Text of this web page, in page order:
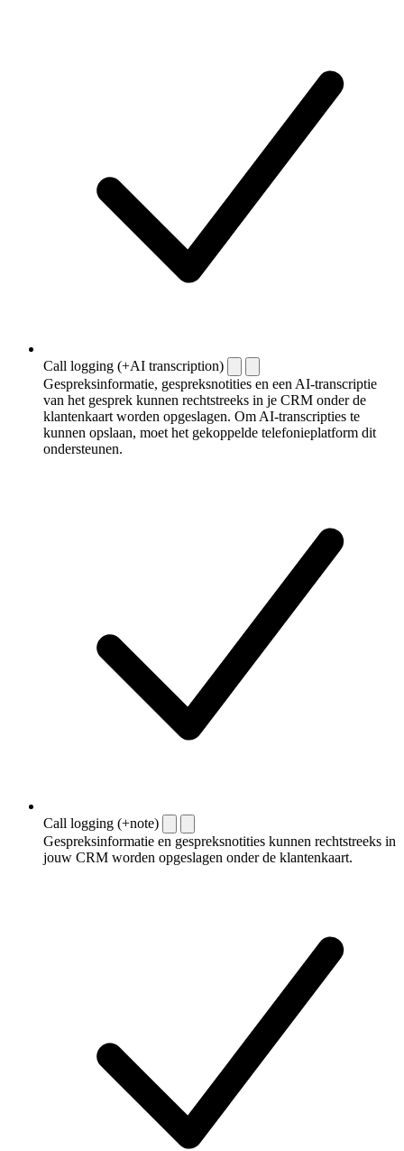
Call logging (+AI transcription)
Gespreksinformatie, gespreksnotities en een AI-transcriptie
van het gesprek kunnen rechtstreeks in je CRM onder de
klantenkaart worden opgeslagen. Om AI-transcripties te
kunnen opslaan, moet het gekoppelde telefonieplatform dit
ondersteunen.
Call logging (+note)
Gespreksinformatie en gespreksnotities kunnen rechtstreeks in
jouw CRM worden opgeslagen onder de klantenkaart.